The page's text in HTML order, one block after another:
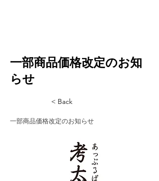
一部商品価格改定のお知
らせ
< Back
一部商品価格改定のお知らせ